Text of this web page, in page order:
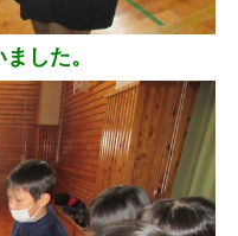
した。